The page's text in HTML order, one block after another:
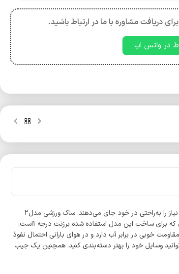
برای دریافت مشاوره با ما در ارتباط باشید.
در واتس اپ
ساک‌های ورزشی یکی از اصلی‌ترین ابزار برای جابه‌جایی وسایل به محل ورزش و خانه است. دلیل این موضوع، حجم مناسب این ساک‌های ورزشی است که تمامی وسایل مورد نیاز را به‌راحتی در خود جای می‌دهند. ساک ورزشی مدل2
-120062 نیز با داشتن طول 56 سانتی‌متر یک ساک بزرگ به حساب می‌آید که با استفاده از آن می‌توانید همه وسایلی را که به آن‌ها نیاز دارید با خود حمل کنید. جنس پارچه‌ای که برای ساخت این مدل استفاده شده برزنت درجه 1است.
خوبی در برابر آب دارد و در هوای بارانی احتمال نفوذ
وسایل خود را بهتر دسته‌بندی کنید. همچنین یک جیب